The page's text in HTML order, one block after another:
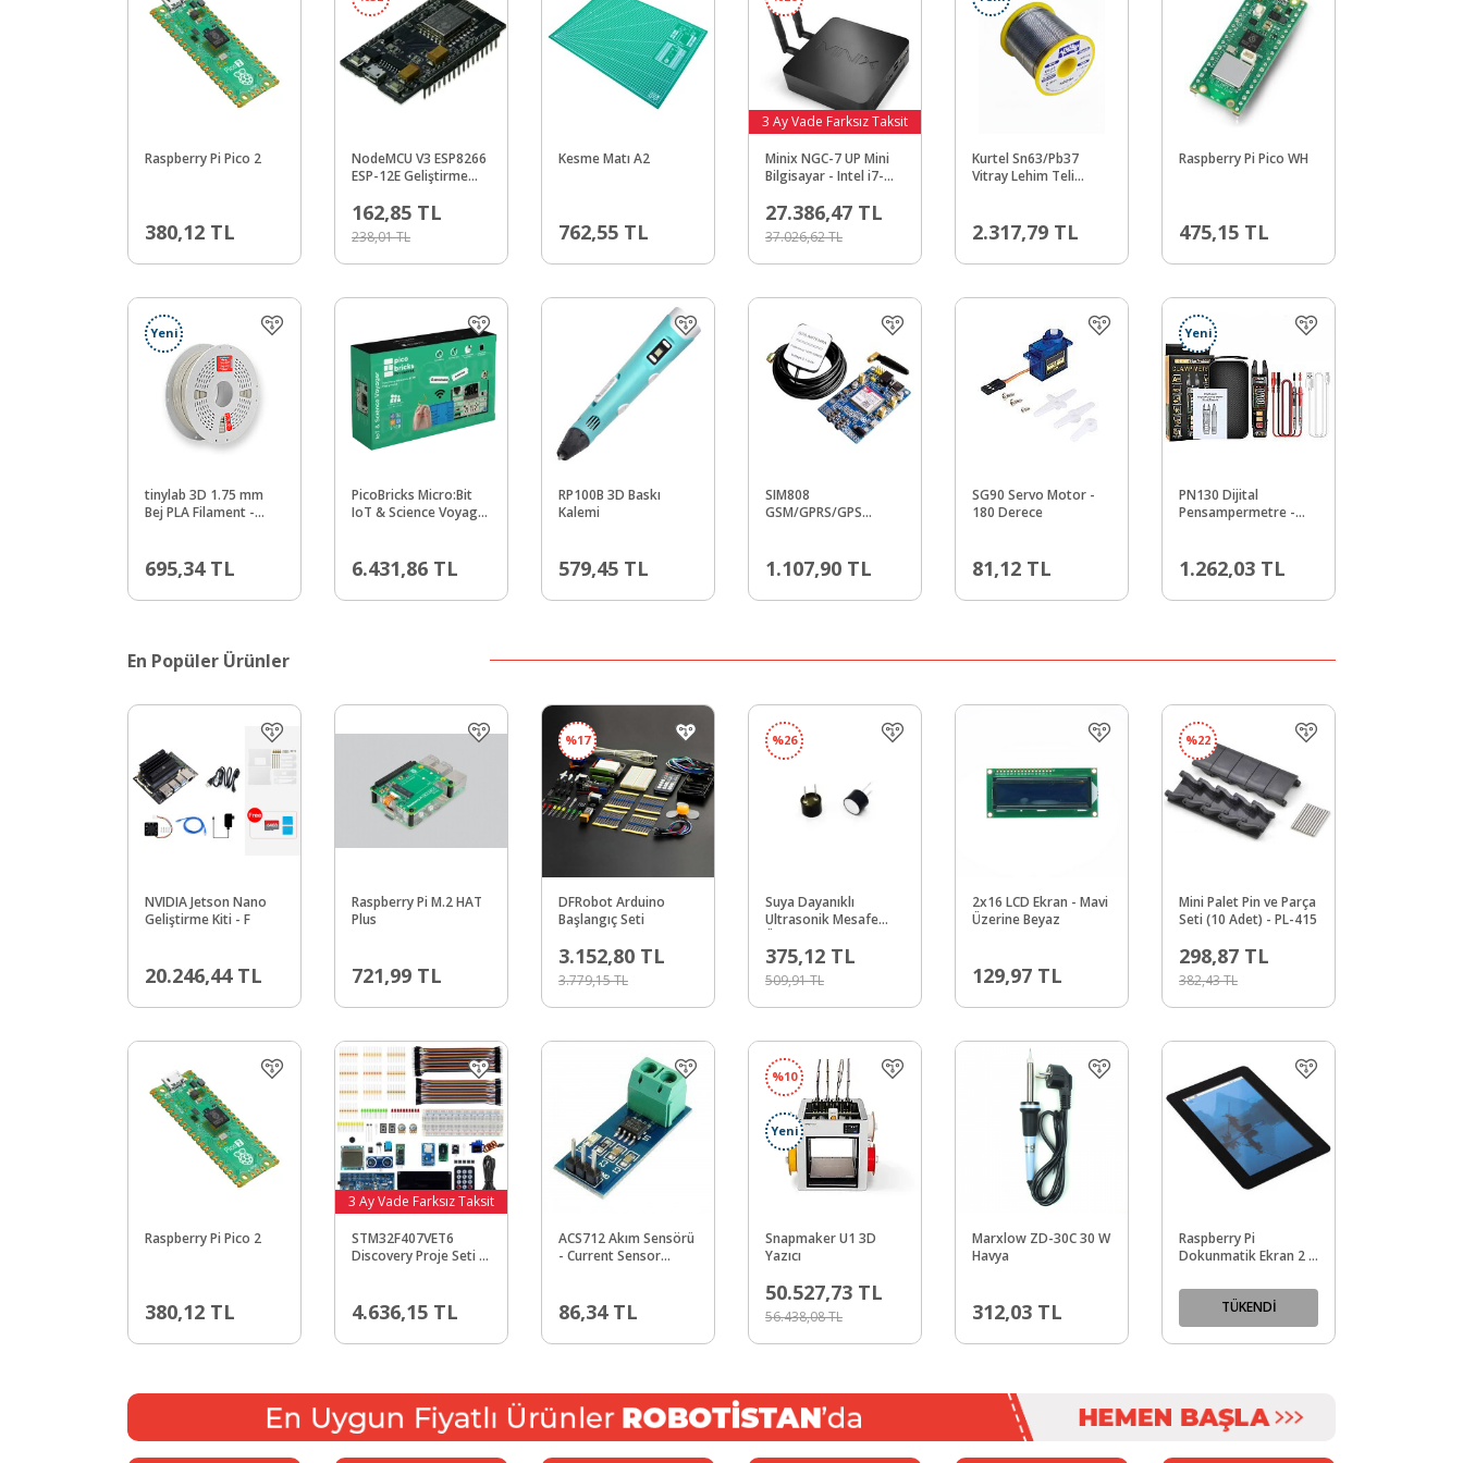
Raspberry Pi Pico 2
380,12 TL
NodeMCU V3 ESP8266
ESP-12E Geliştirme
238,01TL
162,85 TL
Kesme Matı A2
762,55 TL
3 Ay Vade Farksız Taksit
Minix NGC-7 UP Mini
Bilgisayar - Intel i7-
22.04 LTS
37.026,62TL
27.386,47 TL
Kurtel Sn63/Pb37
Vitray Lehim Teli
2.317,79 TL
Raspberry Pi Pico WH
475,15 TL
Yeni
tinylab 3D 1.75 mm
Bej PLA Filament -
695,34TL
PicoBricks Micro:Bit
IoT & Science Voyager
6.431,86 TL
RP100B 3D Baskı
Kalemi
579,45 TL
SIM808
GSM/GPRS/GPS
Pi Uyumlu)
1.107,90 TL
SG90 Servo Motor -
180 Derece
81,12 TL
Yeni
PN130 Dijital
Pensampermetre -
1.262,03 TL
En Popüler Ürünler
NVIDIA Jetson Nano
Geliştirme Kiti - F
20.246,44TL
Raspberry Pi M.2 HAT
Plus
721,99 TL
%17
DFRobot Arduino
Başlangıç Seti
3.779,15TL
3.152,80 TL
%26
Suya Dayanıklı
Ultrasonik Mesafe
300Khz
509,91TL
375,12 TL
2x16 LCD Ekran - Mavi
Üzerine Beyaz
129,97 TL
%22
Mini Palet Pin ve Parça
Seti (10 Adet) - PL-415
382,43TL
298,87 TL
Raspberry Pi Pico 2
380,12 TL
3 Ay Vade Farksız Taksit
STM32F407VET6
Discovery Proje Seti -
4.636,15 TL
ACS712 Akım Sensörü
- Current Sensor
86,34TL
%10
Yeni
Snapmaker U1 3D
Yazıcı
56.438,08TL
50.527,73 TL
Marxlow ZD-30C 30 W
Havya
312,03 TL
Raspberry Pi
Dokunmatik Ekran 2 -
TÜKENDİ